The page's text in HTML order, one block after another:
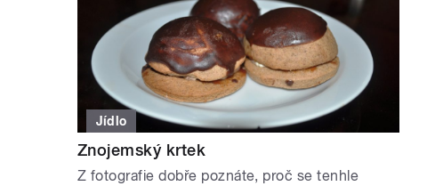
Jídlo
Znojemský krtek
Z fotografie dobře poznáte, proč se tenhle